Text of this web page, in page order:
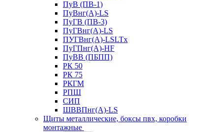
ПуВ (ПВ-1)
ПуВнг(А)-LS
ПуГВ (ПВ-3)
ПуГВнг(А)-LS
ПУГВнг(А)-LSLTx
ПуГПнг(А)-HF
ПуВВ (ПБПП)
РК 50
РК 75
РКГМ
РПШ
СИП
ШВВПнг(А)-LS
Щиты металлические, боксы пвх, коробки
монтажные